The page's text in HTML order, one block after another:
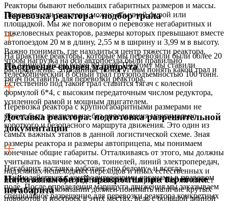
Реакторы бывают небольших габаритных размеров и массы.
Перевезти эти реакторы можно обычной фурой или
площадкой. Мы же поговорим о перевозке негабаритных и
тяжеловесных реакторов, размеры которых превышают вместе
автопоездом 20 м в длину, 2,55 м в ширину и 3,99 м в высоту.
Важно понимать, где находиться центр тяжести реактора,
чтобы нагрузка на оси автопоезда были правильно
распределены. Эти данные помогут нам понять какой трал и
тягач поставить для перевозки реактора.
Перевозка реактора - подбор трала
На практике реакторы, которые мы перевозили были более 20
м в длину и весом более 80 тонн. Поэтому мы ставили
телескопический 8 осный трал грузоподъемностью 100 тонн.
Естественно под такой трал ставится тягач с колесной
формулой 6*4, с высоким передаточным числом редуктора,
усиленной рамой и мощным двигателем.
Построение сюрвея маршрута
Перевозка реактора с крупногабаритными размерами не
может быть реализована без определения максимально
короткого и безопасного маршрута движения. Это один из
самых важных этапов в данной логистической схеме. Зная
размеры реактора и размеры автоприцепа, мы понимаем
конечные общие габариты. Отталкиваясь от этого, мы должны
учитывать наличие мостов, тоннелей, линий электропередач,
надземных пешеходных переходов и иных естественных и
искусственных преград по высоте и ширине. Так же логист
транспортной компании должен понимать наличие крутых
поворотов и построек в этих местах, ведь с большой длиной
Доставка реактора: подготовка разрешительной
документации
Негабарит доставка работает «по белому» и всегда
взаимодействует с контролирующими органами в правовом
поле. После определения маршрута движения мы заказываем
специальное разрешение для перевозки реактора конкретных
Найм автомобилей прикрытия при перевозке
негабарита